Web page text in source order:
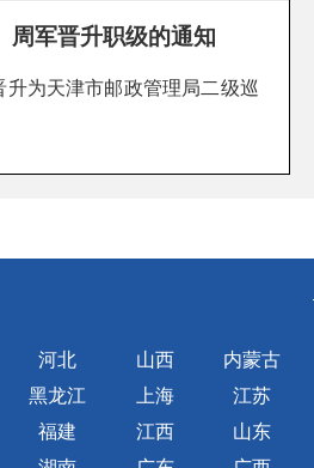
周军晋升职级的通知
升为天津市邮政管理局二级巡
河北 山西
内蒙古
黑龙江 上海
江苏
福建 江西
山东